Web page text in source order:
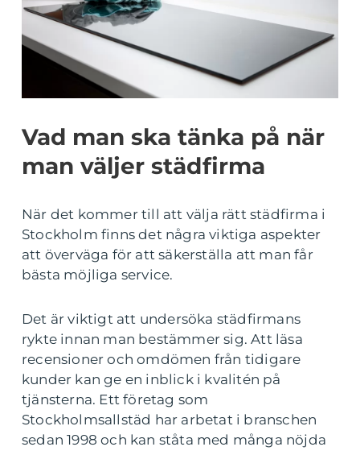
Vad man ska tänka på när
man väljer städfirma
När det kommer till att välja rätt städfirma i
Stockholm finns det några viktiga aspekter
att överväga för att säkerställa att man får
bästa möjliga service.
Det är viktigt att undersöka städfirmans
rykte innan man bestämmer sig. Att läsa
recensioner och omdömen från tidigare
kunder kan ge en inblick i kvalitén på
tjänsterna. Ett företag som
Stockholmsallstäd har arbetat i branschen
sedan 1998 och kan ståta med många nöjda